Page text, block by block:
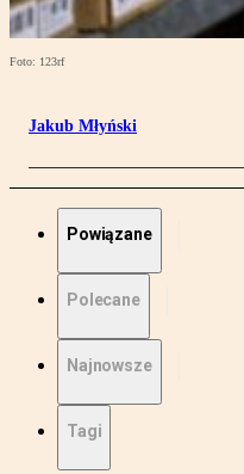
Foto: 123rf
Jakub Młyński
Powiązane
Polecane
Najnowsze
Tagi